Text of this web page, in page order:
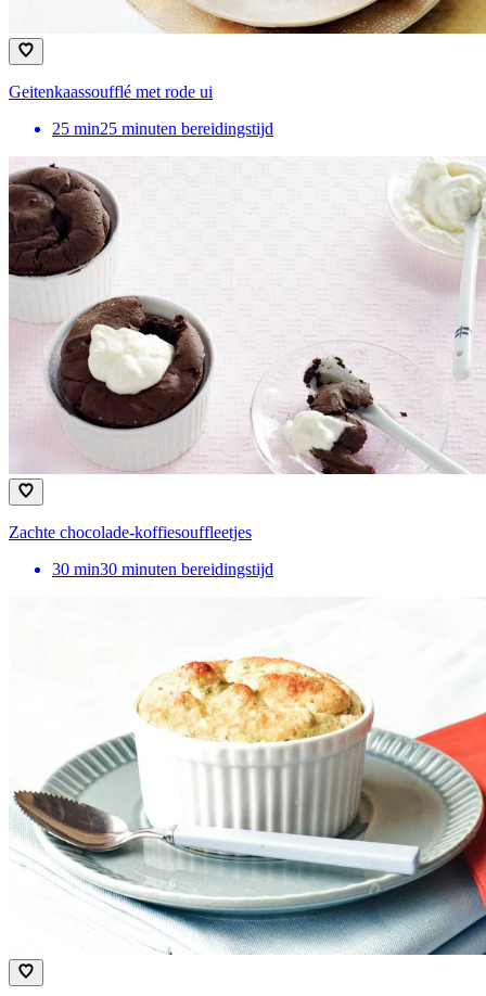
Geitenkaassoufflé met rode ui
25 min25 minuten bereidingstijd
Zachte chocolade-koffiesouffleetjes
30 min30 minuten bereidingstijd